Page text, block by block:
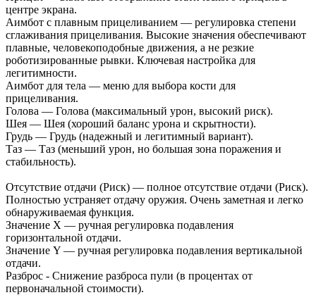
центре экрана.
Аимбот с плавным прицеливанием — регулировка степени
сглаживания прицеливания. Высокие значения обеспечивают
плавные, человекоподобные движения, а не резкие
роботизированные рывки. Ключевая настройка для
легитимности.
Аимбот для тела — меню для выбора кости для
прицеливания.
Голова — Голова (максимальный урон, высокий риск).
Шея — Шея (хороший баланс урона и скрытности).
Грудь — Грудь (надежный и легитимный вариант).
Таз — Таз (меньший урон, но большая зона поражения и
стабильность).
Отсутствие отдачи (Риск) — полное отсутствие отдачи (Риск).
Полностью устраняет отдачу оружия. Очень заметная и легко
обнаруживаемая функция.
Значение X — ручная регулировка подавления
горизонтальной отдачи.
Значение Y — ручная регулировка подавления вертикальной
отдачи.
Разброс - Снижение разброса пули (в процентах от
первоначальной стоимости).